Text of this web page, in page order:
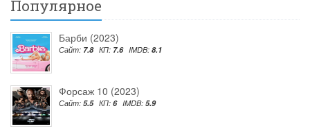
Популярное
Барби (2023)
Сайт: 7.8 КП: 7.6 IMDB: 8.1
Форсаж 10 (2023)
Сайт: 5.5 КП: 6 IMDB: 5.9